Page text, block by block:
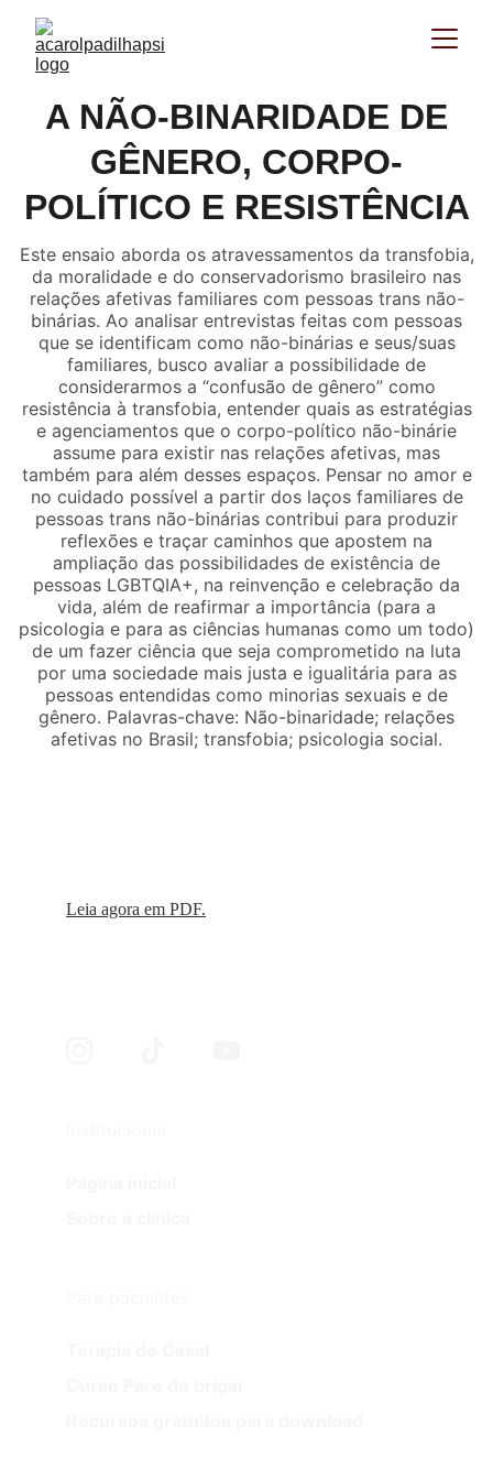
A NÃO-BINARIDADE DE
GÊNERO, CORPO-
POLÍTICO E RESISTÊNCIA
Este ensaio aborda os atravessamentos da transfobia,
da moralidade e do conservadorismo brasileiro nas
relações afetivas familiares com pessoas trans não-
binárias. Ao analisar entrevistas feitas com pessoas
que se identificam como não-binárias e seus/suas
familiares, busco avaliar a possibilidade de
considerarmos a “confusão de gênero” como
resistência à transfobia, entender quais as estratégias
e agenciamentos que o corpo-político não-binárie
assume para existir nas relações afetivas, mas
também para além desses espaços. Pensar no amor e
no cuidado possível a partir dos laços familiares de
pessoas trans não-binárias contribui para produzir
reflexões e traçar caminhos que apostem na
ampliação das possibilidades de existência de
pessoas LGBTQIA+, na reinvenção e celebração da
vida, além de reafirmar a importância (para a
psicologia e para as ciências humanas como um todo)
de um fazer ciência que seja comprometido na luta
por uma sociedade mais justa e igualitária para as
pessoas entendidas como minorias sexuais e de
gênero. Palavras-chave: Não-binaridade; relações
afetivas no Brasil; transfobia; psicologia social.
Leia agora em PDF.